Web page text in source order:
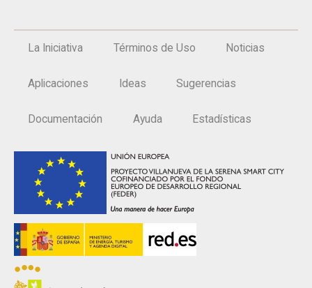
La Iniciativa Términos de Uso Noticias
Aplicaciones Ideas Sugerencias
Documentación Ayuda Estadísticas